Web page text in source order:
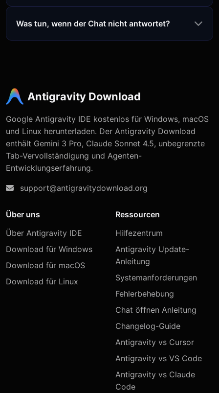
Was tun, wenn der Chat nicht antwortet?
Antigravity Download
Google Antigravity IDE kostenlos für Windows, macOS
und Linux herunterladen. Der Antigravity Download
enthält Gemini 3 Pro, Claude Sonnet 4.5, unbegrenzte
Tab-Vervollständigung und Agenten-
Entwicklungserfahrung.
support@antigravitydownload.org
Über uns
Über Antigravity IDE
Download für Windows
Download für macOS
Download für Linux
Ressourcen
Hilfezentrum
Antigravity Update-
Anleitung
Systemanforderungen
Fehlerbehebung
Chat öffnen Anleitung
Changelog-Guide
Antigravity vs Cursor
Antigravity vs VS Code
Antigravity vs Claude
Code